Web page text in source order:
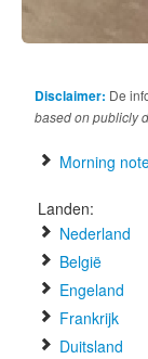
Disclaimer: De
based on publicly
Morning
Landen:
Nederland
België
Engeland
Frankrijk
Duitsland